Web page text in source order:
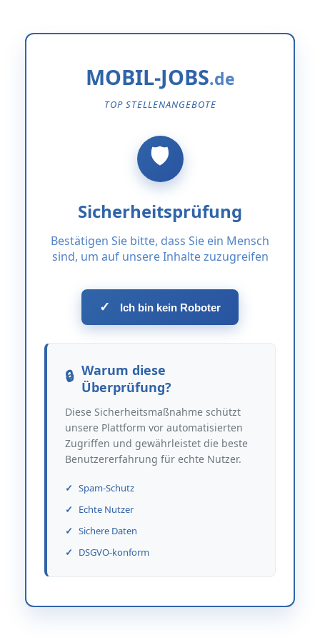
MOBIL-JOBS
TOP STELLENANGEBOTE
Sicherheitsprüfung
Bestätigen Sie bitte, dass Sie ein Mensch
sind, um auf unsere Inhalte zuzugreifen
✓ Ich bin kein Roboter
Warum diese
Überprüfung?
Diese Sicherheitsmaßnahme schützt
unsere Plattform vor automatisierten
Zugriffen und gewährleistet die beste
Benutzererfahrung für echte Nutzer.
Spam-Schutz
Echte Nutzer
Sichere Daten
DSGVO-konform